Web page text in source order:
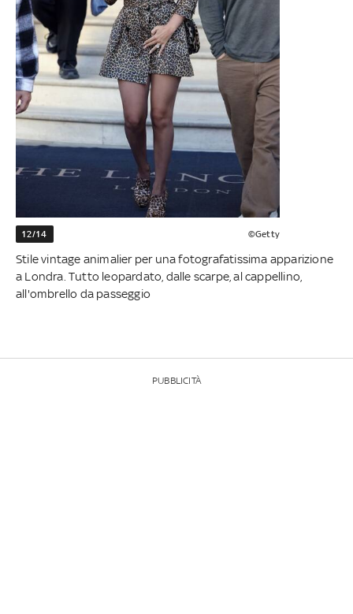
12/14 ©Getty
Stile vintage animalier per una fotografatissima apparizione
a Londra. Tutto leopardato, dalle scarpe, al cappellino,
all'ombrello da passeggio
PUBBLICITÀ